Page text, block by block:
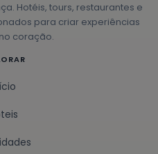
Hotéis, tours, restaurantes e
para criar experiências
coração.